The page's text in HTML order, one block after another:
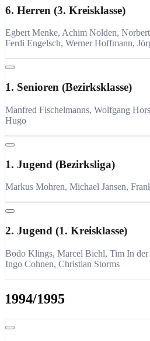
6. Herren (3. Kreisklasse)
Egbert Menke, Achim Nolden,
Ferdi Engelsch, Werner Hoffmann,
1. Senioren (Bezirksklasse)
Manfred Fischelmanns, Wolfgang
Hugo
1. Jugend (Bezirksliga)
Markus Mohren, Michael Jansen,
2. Jugend (1. Kreisklasse)
Bodo Klings, Marcel Biehl, Tim In
Ingo Cohnen, Christian Storms
1994/1995